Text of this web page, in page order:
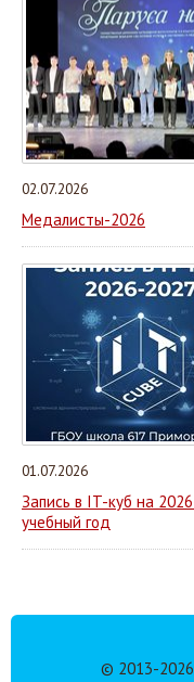
02.07.2026
Медалисты-2026
01.07.2026
Запись в IT-куб на
учебный год
© 2013-2026